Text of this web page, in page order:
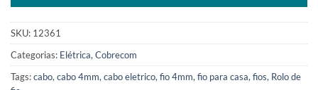
SKU: 12361
Categorias: Elétrica, Cobrecom
Tags:cabo, cabo 4mm, cabo eletrico, fio 4mm, fio para casa, fios, Rolo de